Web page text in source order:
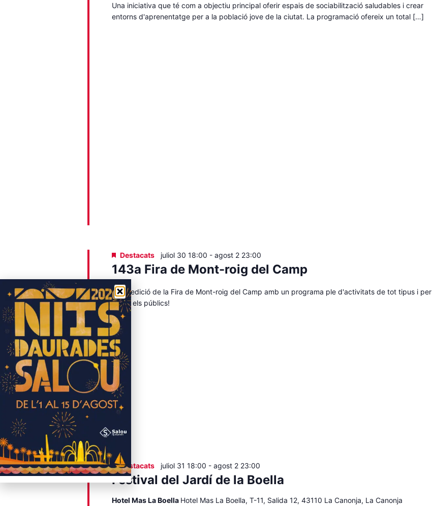
Una iniciativa que té com a objectiu principal oferir espais de sociabilització saludables i crear
entorns d'aprenentatge per a la població jove de la ciutat. La programació ofereix un total […]
143a Fira de Mont-roig del Camp
Destacats juliol 30 18:00 - agost 2 23:00
143a edició de la Fira de Mont-roig del Camp amb un programa ple d'activitats de tot tipus i per
a tots els públics!
Festival del Jardí de la Boella
Destacats juliol 31 18:00 - agost 2 23:00
Hotel Mas La Boella Hotel Mas La Boella, T-11, Salida 12, 43110 La Canonja, La Canonja